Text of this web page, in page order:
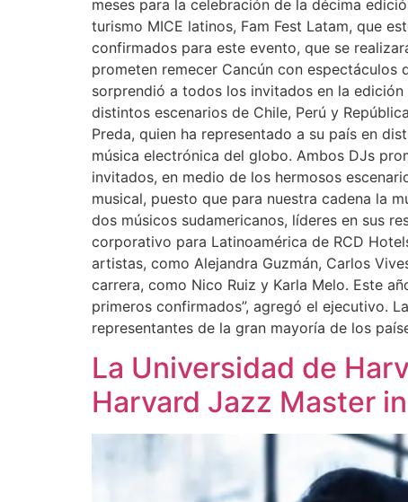
meses para la celebración de la décima
turismo MICE latinos, Fam Fest Latam, que
confirmados para este evento, que se
prometen remecer Cancún con
sorprendió a todos los invitados en la
distintos escenarios de Chile, Perú y
Preda, quien ha representado a su país en
música electrónica del globo. Ambos DJs
invitados, en medio de los hermosos
musical, puesto que para nuestra cadena la
dos músicos sudamericanos, líderes en sus
corporativo para Latinoamérica de RCD
artistas, como Alejandra Guzmán, Carlos
carrera, como Nico Ruiz y Karla Melo. Este
primeros confirmados”, agregó el ejecutivo.
representantes de la gran mayoría de los
La Universidad de
Harvard Jazz Master